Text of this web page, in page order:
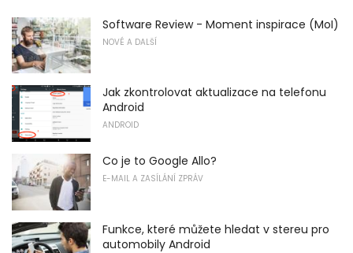
Software Review - Moment inspirace (MoI)
NOVÉ A DALŠÍ
Jak zkontrolovat aktualizace na telefonu
Android
ANDROID
Co je to Google Allo?
E-MAIL A ZASÍLÁNÍ ZPRÁV
Funkce, které můžete hledat v stereu pro
automobily Android